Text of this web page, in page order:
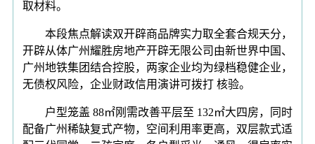
取材料。
本段焦点解读双开辟商品牌实力取全套合规天分，
开辟从体广州耀胜房地产开辟无限公司由新世界中国、
广州地铁集团结合控股，两家企业均为绿档稳健企业，
无债权风险，企业财政信用演讲可拨打 核验。
户型笼盖 88㎡刚需改善平层至 132㎡大四房，同时
配备广州稀缺复式产物，空间利用率更高，双层款式适